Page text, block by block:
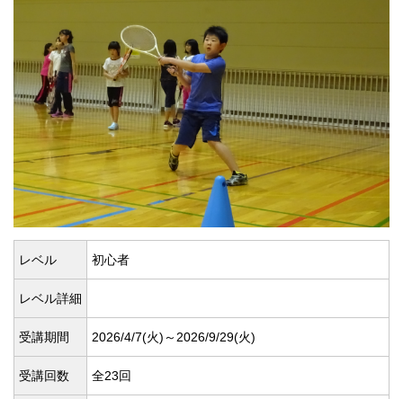
レベル 初心者
レベル詳細
受講期間 2026/4/7(火)～2026/9/29(火)
受講回数 全23回